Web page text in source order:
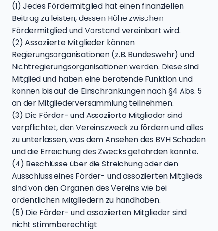
(1) Jedes Fördermitglied hat einen finanziellen
Beitrag zu leisten, dessen Höhe zwischen
Fördermitglied und Vorstand vereinbart wird.
(2) Assoziierte Mitglieder können
Regierungsorganisationen (z.B. Bundeswehr) und
Nichtregierungsorganisationen werden. Diese sind
Mitglied und haben eine beratende Funktion und
können bis auf die Einschränkungen nach §4 Abs. 5
an der Mitgliederversammlung teilnehmen.
(3) Die Förder- und Assoziierte Mitglieder sind
verpflichtet, den Vereinszweck zu fördern und alles
zu unterlassen, was dem Ansehen des BVH Schaden
und die Erreichung des Zwecks gefährden könnte.
(4) Beschlüsse über die Streichung oder den
Ausschluss eines Förder- und assoziierten Mitglieds
sind von den Organen des Vereins wie bei
ordentlichen Mitgliedern zu handhaben.
(5) Die Förder- und assoziierten Mitglieder sind
nicht stimmberechtigt